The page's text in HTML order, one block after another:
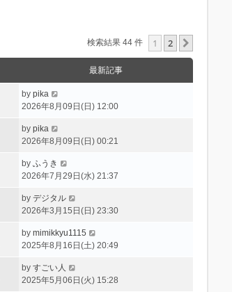
検索結果 44 件 1 2
最新記事
by pika
2026年8月09日(日) 12:00
by pika
2026年8月09日(日) 00:21
by ふうき
2026年7月29日(水) 21:37
by デジタル
2026年3月15日(日) 23:30
by mimikkyu1115
2025年8月16日(土) 20:49
by すごい人
2025年5月06日(火) 15:28